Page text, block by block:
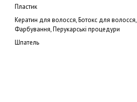
Пластик
Кератин для волосся, Ботокс для волосся,
Фарбування, Перукарські процедури
Шпатель